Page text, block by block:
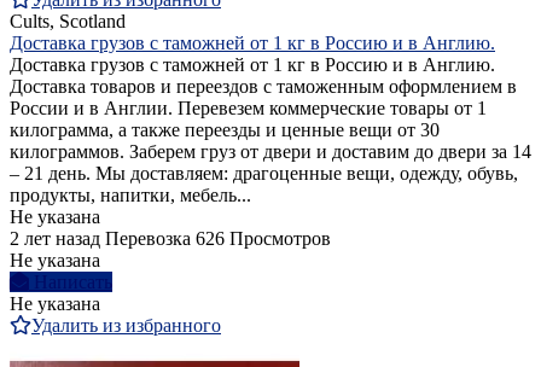
Cults, Scotland
Доставка грузов с таможней от 1 кг в Россию и в Англию.
Доставка грузов с таможней от 1 кг в Россию и в Англию.
Доставка товаров и переездов с таможенным оформлением в
России и в Англии. Перевезем коммерческие товары от 1
килограмма, а также переезды и ценные вещи от 30
килограммов. Заберем груз от двери и доставим до двери за 14
– 21 день. Мы доставляем: драгоценные вещи, одежду, обувь,
продукты, напитки, мебель...
Не указана
2 лет назад Перевозка 626 Просмотров
Не указана
Написать
Не указана
Удалить из избранного